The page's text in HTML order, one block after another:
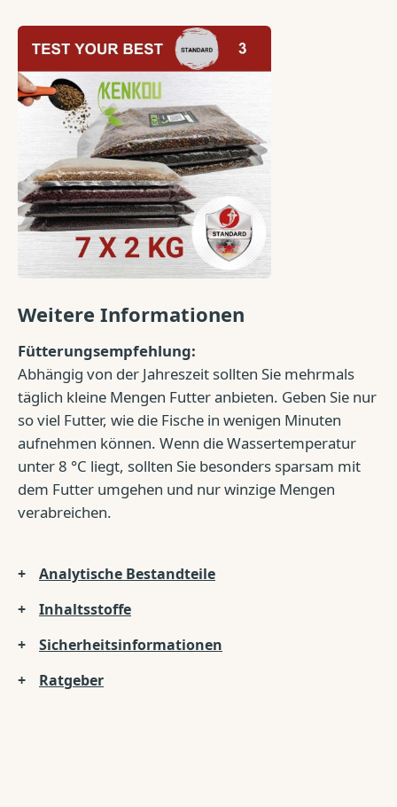
Weitere Informationen
Fütterungsempfehlung:
Abhängig von der Jahreszeit sollten Sie mehrmals
täglich kleine Mengen Futter anbieten. Geben Sie nur
so viel Futter, wie die Fische in wenigen Minuten
aufnehmen können. Wenn die Wassertemperatur
unter 8 °C liegt, sollten Sie besonders sparsam mit
dem Futter umgehen und nur winzige Mengen
verabreichen.
Analytische Bestandteile
Inhaltsstoffe
Sicherheitsinformationen
Ratgeber